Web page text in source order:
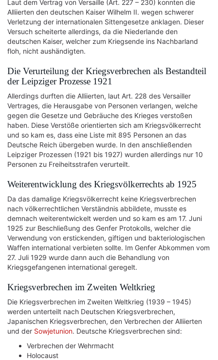
Laut dem Vertrag von Versaille (Art. 227 – 230) konnten die
Alliierten den deutschen Kaiser Wilhelm II. wegen schwerer
Verletzung der internationalen Sittengesetze anklagen. Dieser
Versuch scheiterte allerdings, da die Niederlande den
deutschen Kaiser, welcher zum Kriegsende ins Nachbarland
floh, nicht aushändigten.
Die Verurteilung der Kriegsverbrechen als Bestandteil
der Leipziger Prozesse 1921
Allerdings durften die Alliierten, laut Art. 228 des Versailler
Vertrages, die Herausgabe von Personen verlangen, welche
gegen die Gesetze und Gebräuche des Krieges verstoßen
haben. Diese Verstöße orientierten sich am Kriegsvölkerrecht
und so kam es, dass eine Liste mit 895 Personen an das
Deutsche Reich übergeben wurde. In den anschließenden
Leipziger Prozessen (1921 bis 1927) wurden allerdings nur 10
Personen zu Freiheitsstrafen verurteilt.
Weiterentwicklung des Kriegsvölkerrechts ab 1925
Da das damalige Kriegsvölkerrecht keine Kriegsverbrechen
nach völkerrechtlichen Verständnis abbildete, musste es
demnach weiterentwickelt werden und so kam es am 17. Juni
1925 zur Beschließung des Genfer Protokolls, welcher die
Verwendung von erstickenden, giftigen und bakteriologischen
Waffen international verbieten sollte. Im Genfer Abkommen vom
27. Juli 1929 wurde dann auch die Behandlung von
Kriegsgefangenen international geregelt.
Kriegsverbrechen im Zweiten Weltkrieg
Die Kriegsverbrechen im Zweiten Weltkrieg (1939 – 1945)
werden unterteilt nach Deutschen Kriegsverbrechen,
Japanischen Kriegsverbrechen, den Verbrechen der Alliierten
und der Sowjetunion. Deutsche Kriegsverbrechen sind:
Verbrechen der Wehrmacht
Holocaust